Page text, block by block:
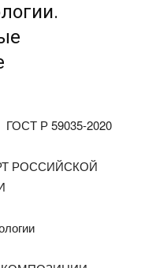
ГОСТ Р 59035-2020
РОССИЙСКОЙ